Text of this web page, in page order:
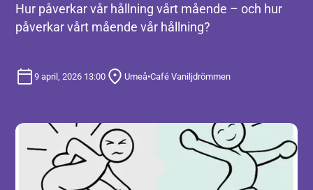
Hur påverkar vår hållning vårt mående – och hur
påverkar vårt mående vår hållning?
9 april, 2026 13:00 Umeå•Café Vaniljdrömmen